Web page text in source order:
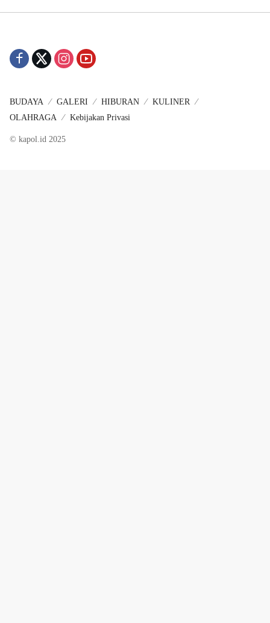
BUDAYA GALERI HIBURAN
KULINER
OLAHRAGA
Kebijakan Privasi
© kapol.id 2025